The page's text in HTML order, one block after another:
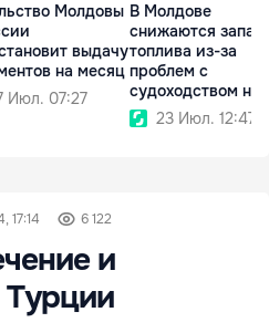
Молдовы
выдачу
на месяц
Июл. 07:27
В Молдове
снижаются
топлива из-за
проблем с
судоходством на
Дунае23 Июл. 12:47
17:14 6 122
и
Турции